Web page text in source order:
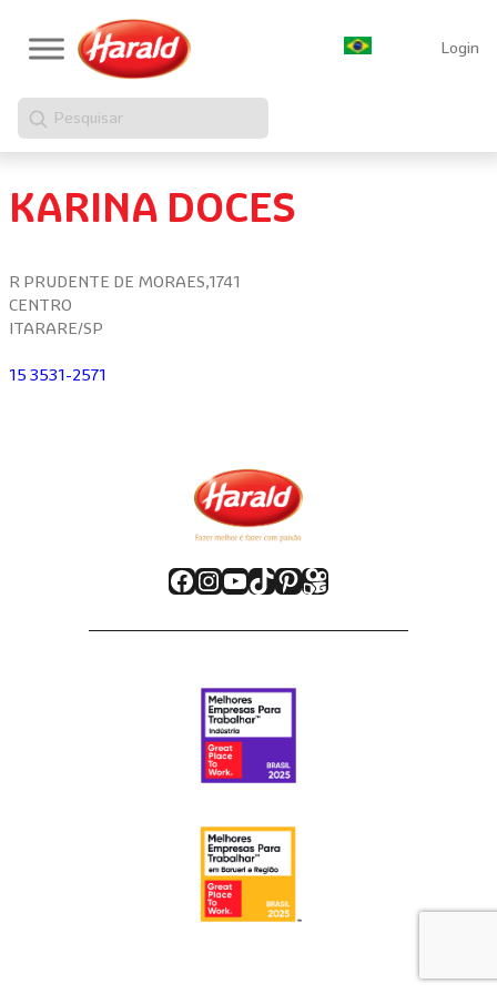
Login
Pesquisar
KARINA DOCES
R PRUDENTE DE MORAES,1741
CENTRO
ITARARE/SP
15 3531-2571
Facebook
Instagram
Youtube
TikTok
Pinterest
Kwai